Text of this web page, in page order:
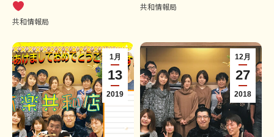
共和情報局
共和情報局
1月
13
2019
12月
27
2018